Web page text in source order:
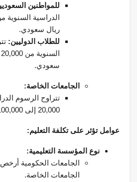
للمواطنين
ريال سعودي.
للطلاب الدوليين:
سعودي.
الجامعات الخاصة:
تتراوح الرسوم
20,000 إلى 100,000 ريال سعودي.
عوامل تؤثر على تكلفة التعليم:
نوع المؤسسة التعليمية:
الجامعات الحكومية
الجامعات الخاصة.